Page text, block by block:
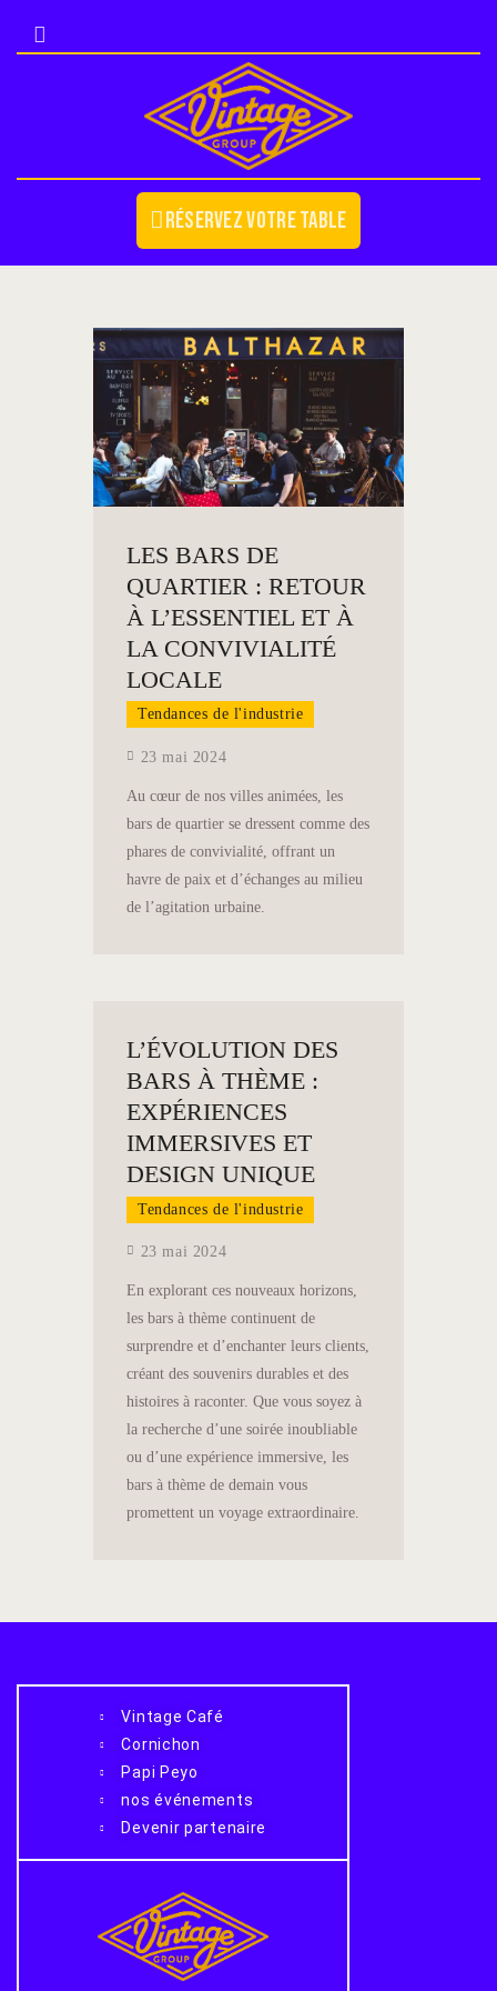
Réservez votre table
NOS ÉTABLISSEMENTS
NOS ÉVÉNEMENTS
BLOG
CONTACT/JOB
LES BARS DE
QUARTIER : RETOUR
À L’ESSENTIEL ET À
LA CONVIVIALITÉ
LOCALE
Tendances de l'industrie
23 mai 2024
Au cœur de nos villes animées, les
bars de quartier se dressent comme des
phares de convivialité, offrant un
havre de paix et d’échanges au milieu
de l’agitation urbaine.
L’ÉVOLUTION DES
BARS À THÈME :
EXPÉRIENCES
IMMERSIVES ET
DESIGN UNIQUE
Tendances de l'industrie
23 mai 2024
En explorant ces nouveaux horizons,
les bars à thème continuent de
surprendre et d’enchanter leurs clients,
créant des souvenirs durables et des
histoires à raconter. Que vous soyez à
la recherche d’une soirée inoubliable
ou d’une expérience immersive, les
bars à thème de demain vous
promettent un voyage extraordinaire.
Vintage Café
Cornichon
Papi Peyo
nos événements
Devenir partenaire